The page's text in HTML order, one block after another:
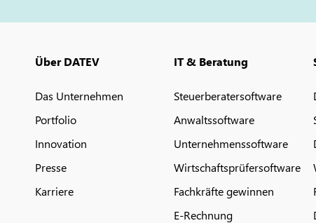
Über DATEV
Das Unternehmen
Portfolio
Innovation
Presse
Karriere
IT & Beratung
Steuerberatersoftware
Anwaltssoftware
Unternehmenssoftware
Wirtschaftsprüfersoftware
Fachkräfte gewinnen
E-Rechnung